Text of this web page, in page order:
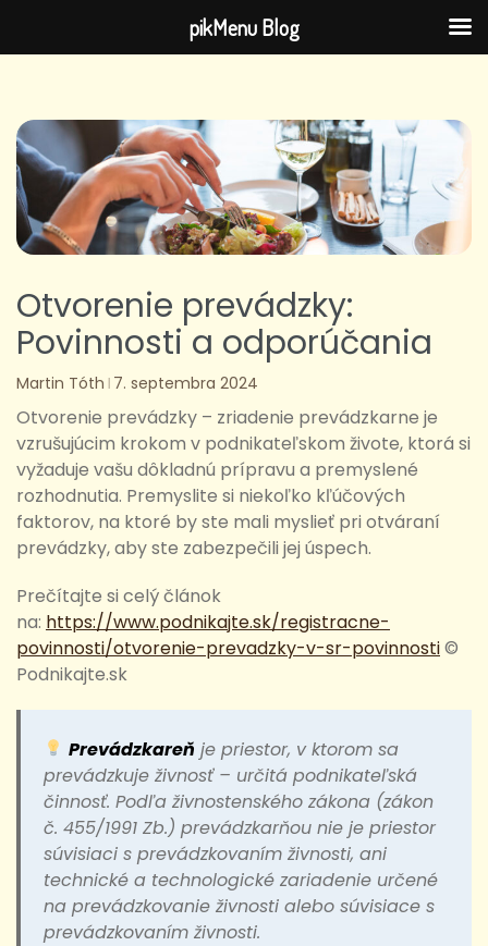
content
Otvorenie prevádzky:
Povinnosti a odporúčania
Martin Tóth 7. septembra 2024
Otvorenie prevádzky – zriadenie prevádzkarne je
vzrušujúcim krokom v podnikateľskom živote, ktorá si
vyžaduje vašu dôkladnú prípravu a premyslené
rozhodnutia. Premyslite si niekoľko kľúčových
faktorov, na ktoré by ste mali myslieť pri otváraní
prevádzky, aby ste zabezpečili jej úspech.
Prečítajte si celý článok
na: https://www.podnikajte.sk/registracne-
povinnosti/otvorenie-prevadzky-v-sr-povinnosti©
Podnikajte.sk
Prevádzkareň je priestor, v ktorom sa
prevádzkuje živnosť – určitá podnikateľská
činnosť. Podľa živnostenského zákona (zákon
č. 455/1991 Zb.) prevádzkarňou nie je priestor
súvisiaci s prevádzkovaním živnosti, ani
technické a technologické zariadenie určené
na prevádzkovanie živnosti alebo súvisiace s
prevádzkovaním živnosti.
pikMenu Blog